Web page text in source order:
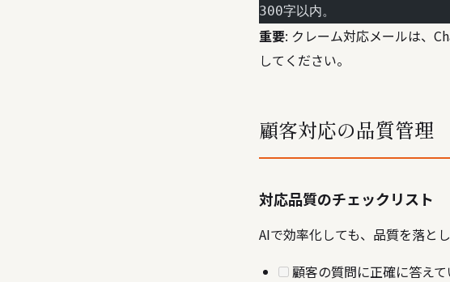
300字以内。
重要: クレーム対応メールは、
してください。
顧客対応の品質管理
対応品質のチェックリスト
AIで効率化しても、品質を落と
顧客の質問に正確に答え